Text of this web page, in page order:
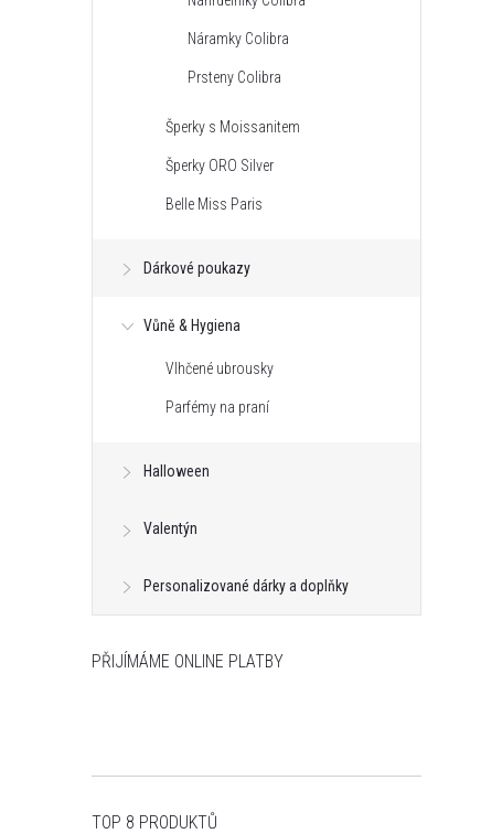
Náramky Colibra
Prsteny Colibra
Šperky s Moissanitem
Šperky ORO Silver
Belle Miss Paris
Dárkové poukazy
Vůně & Hygiena
Vlhčené ubrousky
Parfémy na praní
Halloween
Valentýn
Personalizované dárky a doplňky
PŘIJÍMÁME ONLINE PLATBY
TOP 8 PRODUKTŮ